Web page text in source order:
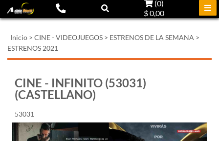
(0)
$ 0,00
Inicio > CINE - VIDEOJUEGOS > ESTRENOS DE LA SEMANA >
ESTRENOS 2021
CINE - INFINITO (53031)
(CASTELLANO)
53031